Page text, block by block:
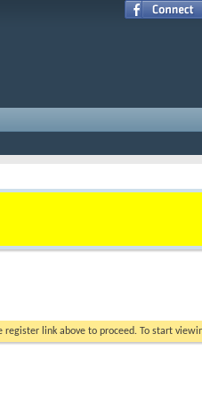
register link above to proceed. To start